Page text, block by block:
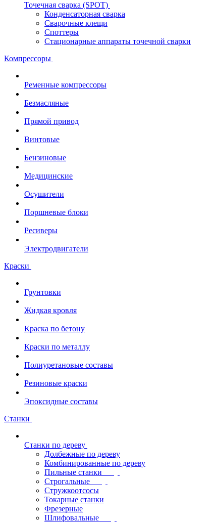
Точечная сварка (SPOT)
Конденсаторная сварка
Сварочные клещи
Споттеры
Стационарные аппараты точечной сварки
Компрессоры
Ременные компрессоры
Безмасляные
Прямой привод
Винтовые
Бензиновые
Медицинские
Осушители
Поршневые блоки
Ресиверы
Электродвигатели
Краски
Грунтовки
Жидкая кровля
Краска по бетону
Краски по металлу
Полиуретановые составы
Резиновые краски
Эпоксидные составы
Станки
Станки по дереву
Долбежные по дереву
Комбинированные по дереву
Пильные станки
Строгальные
Стружкоотсосы
Токарные станки
Фрезерные
Шлифовальные